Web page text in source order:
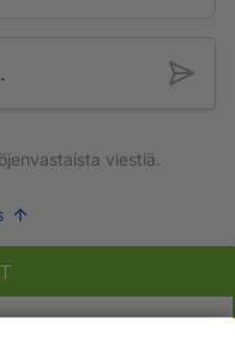
viestiä.